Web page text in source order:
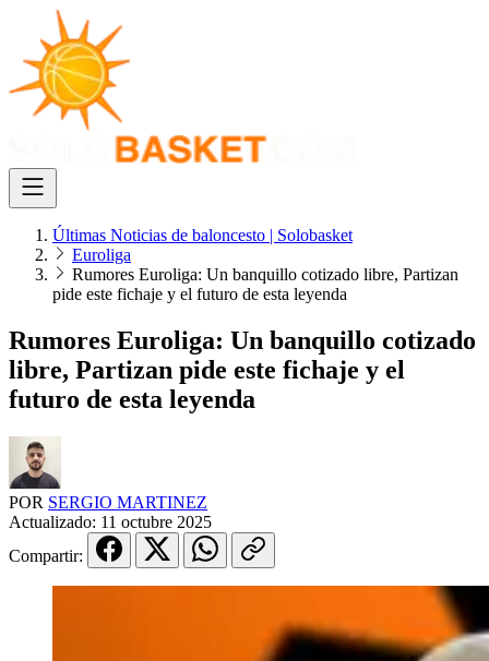
Últimas Noticias de baloncesto | Solobasket
Euroliga
Rumores Euroliga: Un banquillo cotizado libre, Partizan
pide este fichaje y el futuro de esta leyenda
Rumores Euroliga: Un banquillo cotizado
libre, Partizan pide este fichaje y el
futuro de esta leyenda
POR SERGIO MARTINEZ
Actualizado: 11 octubre 2025
Compartir: